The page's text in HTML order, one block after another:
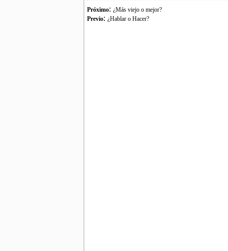
Próximo: ¿Más viejo o mejor?
Previo: ¿Hablar o Hacer?